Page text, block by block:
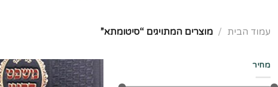
עמוד הבית / מוצרים המתויגים “סיטומתא”
מחיר